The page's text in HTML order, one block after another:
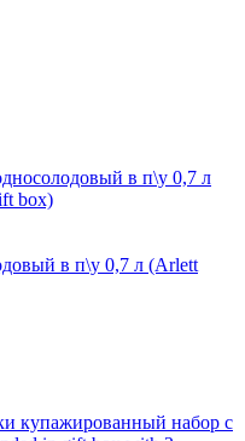
в п\у 0,7 л (Arlett